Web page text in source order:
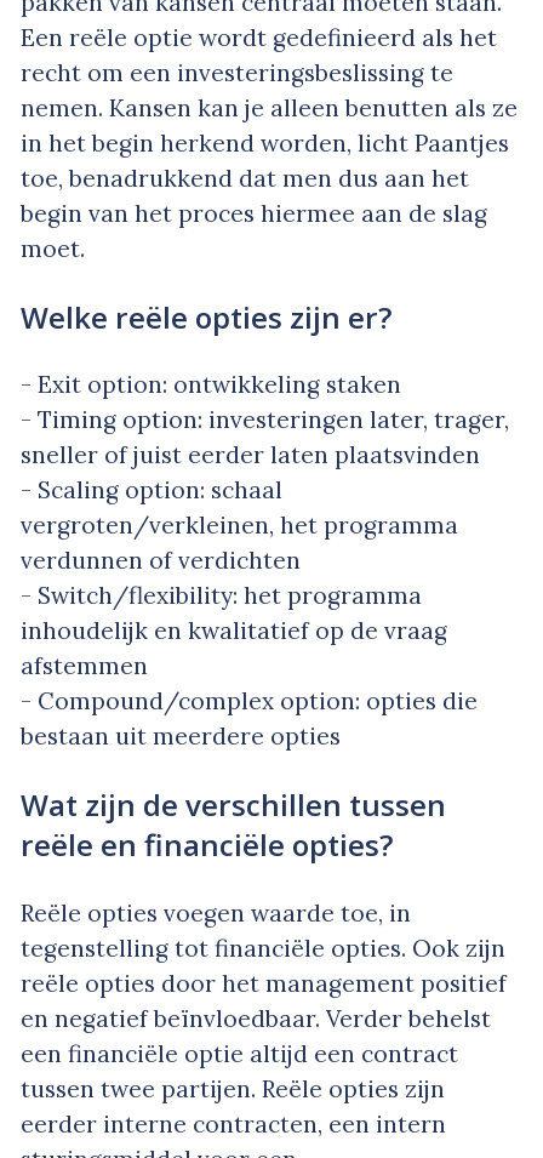
Een reële optie wordt gedefinieerd als het
recht om een investeringsbeslissing te
nemen. Kansen kan je alleen benutten als ze
in het begin herkend worden, licht Paantjes
toe, benadrukkend dat men dus aan het
begin van het proces hiermee aan de slag
moet.
Welke reële opties zijn er?
- Exit option: ontwikkeling staken
- Timing option: investeringen later, trager,
sneller of juist eerder laten plaatsvinden
- Scaling option: schaal
vergroten/verkleinen, het programma
verdunnen of verdichten
- Switch/flexibility: het programma
inhoudelijk en kwalitatief op de vraag
afstemmen
- Compound/complex option: opties die
bestaan uit meerdere opties
Wat zijn de verschillen tussen
reële en financiële opties?
Reële opties voegen waarde toe, in
tegenstelling tot financiële opties. Ook zijn
reële opties door het management positief
en negatief beïnvloedbaar. Verder behelst
een financiële optie altijd een contract
tussen twee partijen. Reële opties zijn
eerder interne contracten, een intern